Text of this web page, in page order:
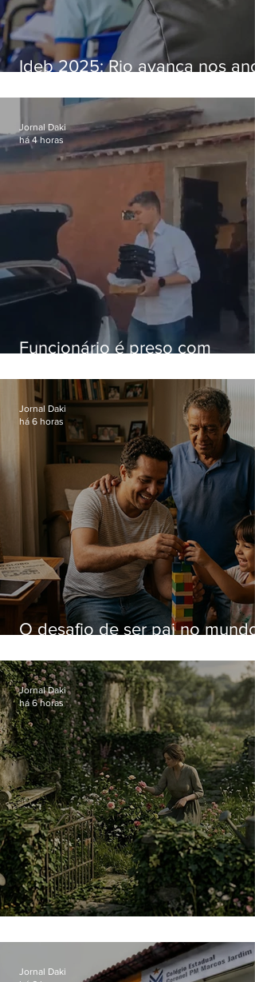
Ideb 2025: Rio avança nos
nacional
Funcionário é preso com
Hospital do Andaraí
Jornal Daki
há 4 horas
O desafio de ser pai no mundo
Jornal Daki
há 6 horas
Jornal Daki
há 6 horas
Jornal Daki